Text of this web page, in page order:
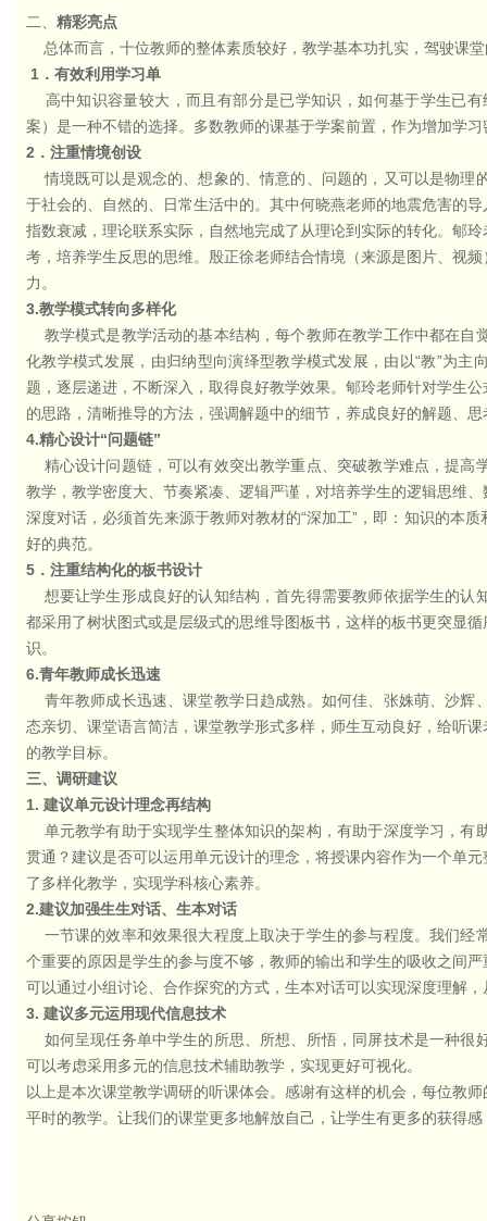
二、 精彩亮点
总体而言，十位教师的整体素质较好，教学基本功扎实，驾驶课
1 ．有效利用学习单
高中知识容量较大，而且有部分是已学知识，如何基于学生已
案）是一种不错的选择。多数教师的课基于学案前置，作为增加学
2 ．注重情境创设
情境既可以是观念的、想象的、情意的、问题的，又可以是物理
于社会的、自然的、日常生活中的。其中何晓燕老师的地震危害的
指数衰减，理论联系实际，自然地完成了从理论到实际的转化。郇
考，培养学生反思的思维。殷正徐老师结合情境（来源是图片、视
力。
3.教学模式转向多样化
教学模式是教学活动的基本结构，每个教师在教学工作中都在自
化教学模式发展，由归纳型向演绎型教学模式发展，由以“教”为
题，逐层递进，不断深入，取得良好教学效果。郇玲老师针对学生
的思路，清晰推导的方法，强调解题中的细节，养成良好的解题、思
4.精心设计“问题链”
精心设计问题链，可以有效突出教学重点、突破教学难点，提
教学，教学密度大、节奏紧凑、逻辑严谨，对培养学生的逻辑思维
深度对话，必须首先来源于教师对教材的“深加工”，即：知识的本
好的典范。
5 ．注重结构化的板书设计
想要让学生形成良好的认知结构，首先得需要教师依据学生的认
都采用了树状图式或是层级式的思维导图板书，这样的板书更突显
识。
6.青年教师成长迅速
青年教师成长迅速、课堂教学日趋成熟。如何佳、张姝萌、沙辉
态亲切、课堂语言简洁，课堂教学形式多样，师生互动良好，给听
的教学目标。
三、调研建议
1. 建议单元设计理念再结构
单元教学有助于实现学生整体知识的架构，有助于深度学习，有
贯通？建议是否可以运用单元设计的理念，将授课内容作为一个单
了多样化教学，实现学科核心素养。
2.建议加强生生对话、生本对话
一节课的效率和效果很大程度上取决于学生的参与程度。我们经
个重要的原因是学生的参与度不够，教师的输出和学生的吸收之间
可以通过小组讨论、合作探究的方式，生本对话可以实现深度理解
3. 建议多元运用现代信息技术
如何呈现任务单中学生的所思、所想、所悟，同屏技术是一种很
可以考虑采用多元的信息技术辅助教学，实现更好可视化。
以上是本次课堂教学调研的听课体会。感谢有这样的机会，每位教
平时的教学。让我们的课堂更多地解放自己，让学生有更多的获得